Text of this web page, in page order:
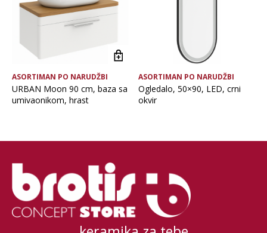
ASORTIMAN PO NARUDŽBI
URBAN Moon 90 cm, baza sa
umivaonikom, hrast
ASORTIMAN PO NARUDŽBI
Ogledalo, 50×90, LED, crni
okvir